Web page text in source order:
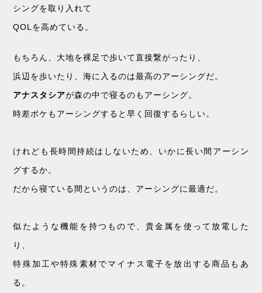
シングを取り入れて
QOLを高めている。
もちろん、大地を裸足で歩いて直接繋がったり、
浜辺を歩いたり、海に入るのは最高のアーシングだ。
アナスタシアが森の中で寝るのもアーシング。
時差ボケもアーシングすると早く回復するらしい。
けれども長時間持続はしないため、いかに長い間アーシン
グするか。
だから寝ている間というのは、アーシングに最適だ。
似たような機能を持つもので、貴金属を使って放電した
り、
特殊加工や特殊素材でマイナス電子を放出する商品もあ
る。